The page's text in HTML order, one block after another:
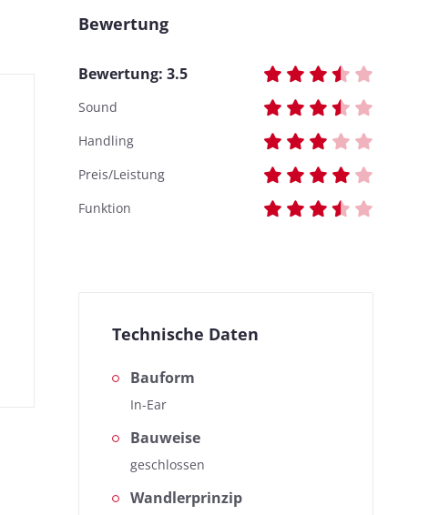
Bewertung
Bewertung: 3.5
Sound
Handling
Preis/Leistung
Funktion
Technische Daten
Bauform
In-Ear
Bauweise
geschlossen
Wandlerprinzip